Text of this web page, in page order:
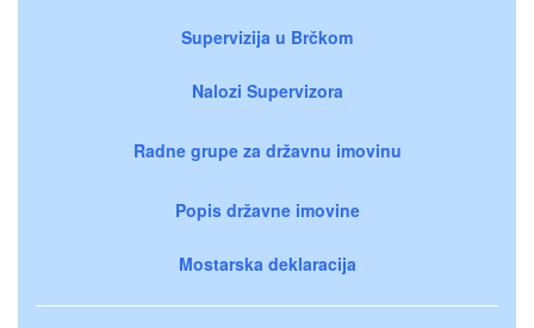
Supervizija u Brčkom
Nalozi Supervizora
Radne grupe za državnu imovinu
Popis državne imovine
Mostarska deklaracija